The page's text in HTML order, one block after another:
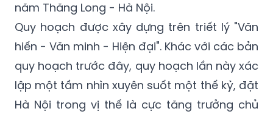
còn đặt nền móng vững chắc cho tầm nhìn
100 năm - hướng tới mốc son kỷ niệm 1100
năm Thăng Long - Hà Nội.
Quy hoạch được xây dựng trên triết lý "Văn
hiến - Văn minh - Hiện đại". Khác với các bản
quy hoạch trước đây, quy hoạch lần này xác